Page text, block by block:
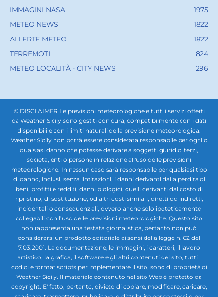
IMMAGINI NASA
1975
METEO NEWS
1822
ALLERTE METEO
1822
TERREMOTI
824
METEO LOCALITÀ - CITY NEWS
296
© DISCLAIMER Le previsioni meteorologiche e tutti i servizi offerti
da Weather Sicily sono gestiti con cura, compatibilmente con i dati
disponibili e con i limiti naturali della previsione meteorologica.
Weather Sicily non potrà essere considerata responsabile per ogni o
qualsiasi danno che potesse derivare a soggetti giuridici terzi,
società, enti o persone in relazione all'uso delle previsioni
meteorologiche. In nessun caso sarà responsabile per qualsiasi tipo
di danno, inclusi, senza limitazioni, i danni derivanti dalla perdita di
beni, profitti e redditi, danni biologici, quelli derivanti dal costo di
ripristino, di sostituzione, od altri costi similari, diretti od indiretti,
incidentali o consequenziali, ovvero anche solo ipoteticamente
collegabili con l’uso delle previsioni meteorologiche. Questo sito
non rappresenta una testata giornalistica, pertanto non può
considerarsi un prodotto editoriale ai sensi della legge n. 62 del
7.03.2001. La documentazione, le immagini, i caratteri, il lavoro
artistico, la grafica, il software e gli altri contenuti del sito, tutti i
codici e format scripts per implementare il sito, sono di proprietà di
Weather Sicily. Il materiale contenuto nel sito Web è protetto da
copyright. E' fatto, pertanto, divieto di copiare, modificare, caricare,